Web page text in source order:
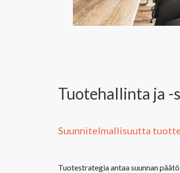
Tuotehallinta ja -
Suunnitelmallisuutta
Tuotestrategia antaa suunnan